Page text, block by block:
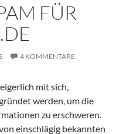
FÜR
4 KOMMENTARE
mit sich,
werden, um die
zu erschweren.
einschlägig bekannten